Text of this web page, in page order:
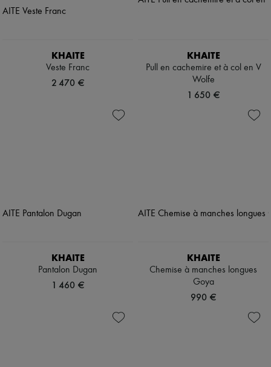
KHAITE
Veste Franc
2 470 €
KHAITE
Pull en cachemire et à col en V
Wolfe
1 650 €
KHAITE
Pantalon Dugan
1 460 €
KHAITE
Chemise à manches longues
Goya
990 €